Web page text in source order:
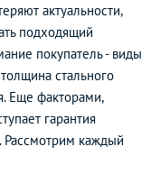
актуальности,
подходящий
покупатель - виды
стального
Еще факторами,
гарантия
Рассмотрим каждый